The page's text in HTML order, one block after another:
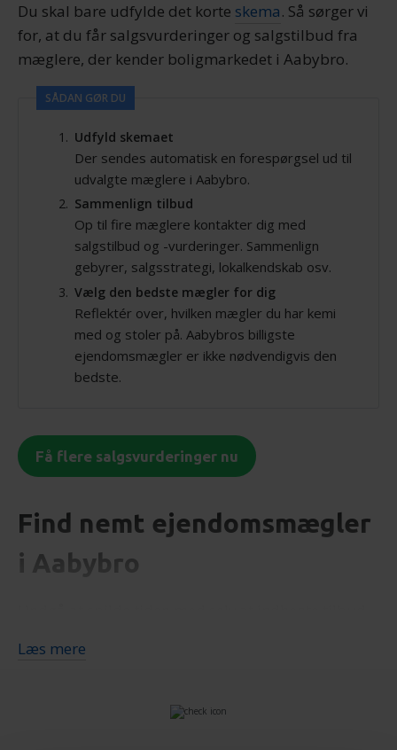
Du skal bare udfylde det korte skema. Så sørger vi
for, at du får salgsvurderinger og salgstilbud fra
mæglere, der kender boligmarkedet i Aabybro.
SÅDAN GØR DU
Udfyld skemaet
Der sendes automatisk en forespørgsel ud til
udvalgte mæglere i Aabybro.
Sammenlign tilbud
Op til fire mæglere kontakter dig med
salgstilbud og -vurderinger. Sammenlign
gebyrer, salgsstrategi, lokalkendskab osv.
Vælg den bedste mægler for dig
Reflektér over, hvilken mægler du har kemi
med og stoler på. Aabybros billigste
ejendomsmægler er ikke nødvendigvis den
bedste.
Få flere salgsvurderinger nu
Find nemt ejendomsmægler
i Aabybro
for dig og sørger for, at du bliver kontaktet af
Læs mere